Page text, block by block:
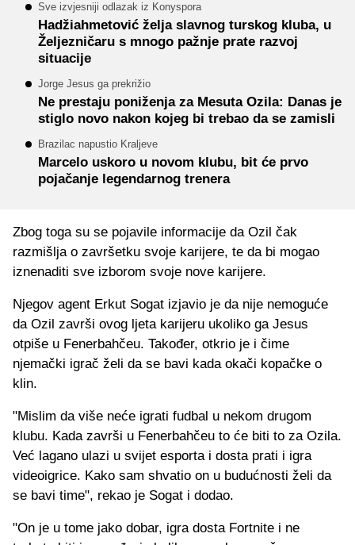
Sve izvjesniji odlazak iz Konyspora
Hadžiahmetović želja slavnog turskog kluba, u
Željezničaru s mnogo pažnje prate razvoj
situacije
Jorge Jesus ga prekrižio
Ne prestaju poniženja za Mesuta Ozila: Danas je
stiglo novo nakon kojeg bi trebao da se zamisli
Brazilac napustio Kraljeve
Marcelo uskoro u novom klubu, bit će prvo
pojačanje legendarnog trenera
Zbog toga su se pojavile informacije da Ozil čak
razmišlja o završetku svoje karijere, te da bi mogao
iznenaditi sve izborom svoje nove karijere.
Njegov agent Erkut Sogat izjavio je da nije nemoguće
da Ozil završi ovog ljeta karijeru ukoliko ga Jesus
otpiše u Fenerbahčeu. Također, otkrio je i čime
njemački igrač želi da se bavi kada okači kopačke o
klin.
"Mislim da više neće igrati fudbal u nekom drugom
klubu. Kada završi u Fenerbahčeu to će biti to za Ozila.
Već lagano ulazi u svijet esporta i dosta prati i igra
videoigrice. Kako sam shvatio on u budućnosti želi da
se bavi time", rekao je Sogat i dodao.
"On je u tome jako dobar, igra dosta Fortnite i ne